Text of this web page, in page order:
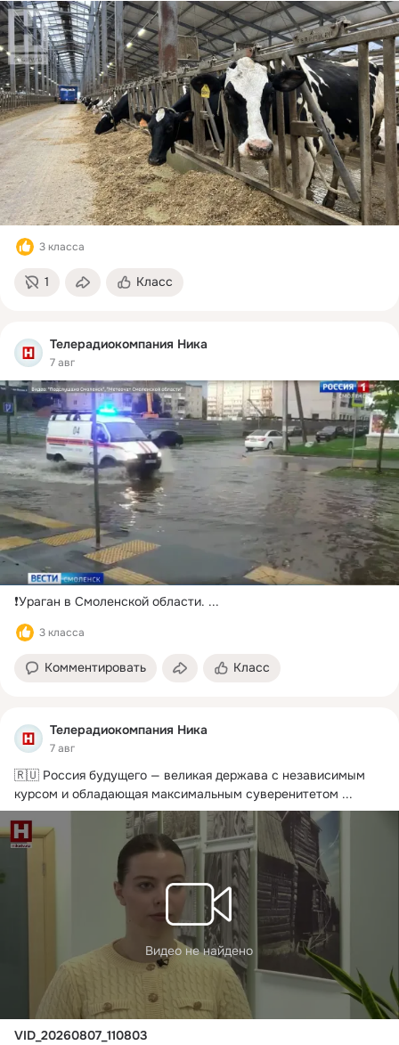
3 класса
1 Класс
Телерадиокомпания Ника
7 авг
❗️Ураган в Смоленской области. ...
3 класса
Комментировать Класс
Телерадиокомпания Ника
7 авг
🇷🇺 Россия будущего — великая держава с независимым
курсом и обладающая максимальным суверенитетом ...
Видео не найдено
VID_20260807_110803